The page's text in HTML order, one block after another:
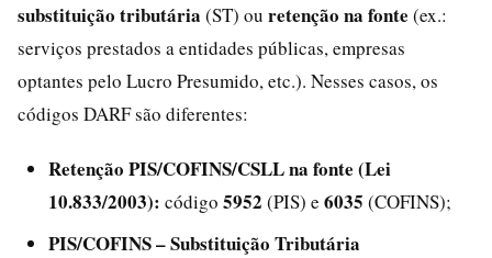
substituição tributária (ST) ou retenção na fonte (ex.:
serviços prestados a entidades públicas, empresas
optantes pelo Lucro Presumido, etc.). Nesses casos, os
códigos DARF são diferentes:
Retenção PIS/COFINS/CSLL na fonte (Lei
10.833/2003): código 5952 (PIS) e 6035 (COFINS);
PIS/COFINS – Substituição Tributária